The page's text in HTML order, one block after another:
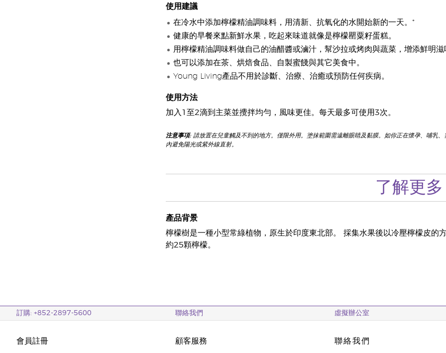
使用建議
在冷水中添加檸檬精油調味料，用清新、抗氧化的水開始新的一天。*
健康的早餐來點新鮮水果，吃起來味道就像是檸檬罌粟籽蛋糕。
用檸檬精油調味料做自己的油醋醬或滷汁，幫沙拉或烤肉與蔬菜，增添鮮明滋
也可以添加在茶、烘焙食品、自製蜜餞與其它美食中。
Young Living產品不用於診斷、治療、治癒或預防任何疾病。
使用方法
加入1至2滴到主菜並攪拌均勻，風味更佳。每天最多可使用3次。
注意事項: 請放置在兒童觸及不到的地方。僅限外用。塗抹範圍需遠離眼睛及黏膜。如你正在懷孕、哺乳
內避免陽光或紫外線直射。
了解更多
產品背景
檸檬樹是一種小型常綠植物，原生於印度東北部。 採集水果後以冷壓檸檬皮的
約25顆檸檬。
訂購: +852-2897-5600 聯絡我們 虛擬辦公室
會員註冊 顧客服務 聯絡我們